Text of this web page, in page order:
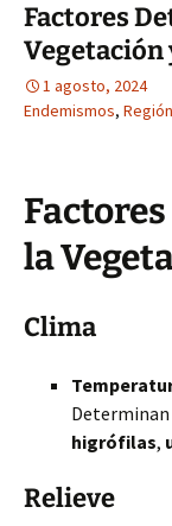
Factores
Vegetación
1 agosto, 2024
Endemismos,
la
Clima
Determinan
higrófilas,
Relieve